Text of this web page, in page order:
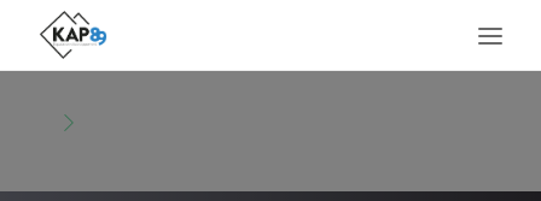
ACCUEIL